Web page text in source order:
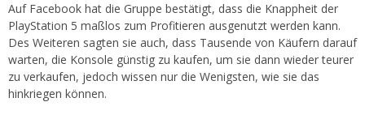
Auf Facebook hat die Gruppe bestätigt, dass die Knappheit der
PlayStation 5 maßlos zum Profitieren ausgenutzt werden kann.
Des Weiteren sagten sie auch, dass Tausende von Käufern darauf
warten, die Konsole günstig zu kaufen, um sie dann wieder teurer
zu verkaufen, jedoch wissen nur die Wenigsten, wie sie das
hinkriegen können.